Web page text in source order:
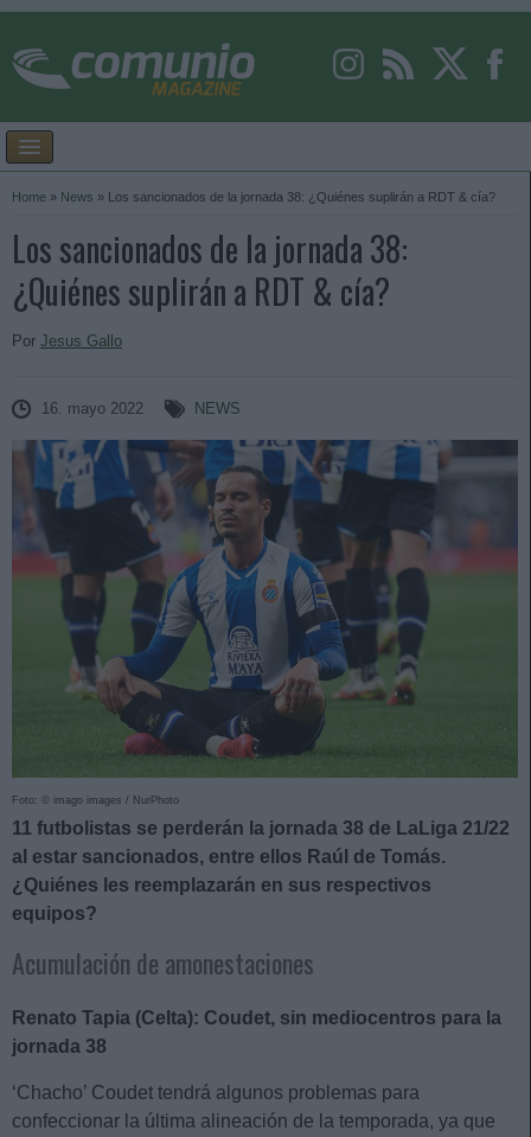
Home » News » Los sancionados de la jornada 38: ¿Quiénes suplirán a RDT & cía?
Los sancionados de la jornada 38:
¿Quiénes suplirán a RDT & cía?
Por Jesus Gallo
16. mayo 2022 NEWS
Foto: © imago images / NurPhoto
11 futbolistas se perderán la jornada 38 de LaLiga 21/22
al estar sancionados, entre ellos Raúl de Tomás.
¿Quiénes les reemplazarán en sus respectivos
equipos?
Acumulación de amonestaciones
Renato Tapia (Celta): Coudet, sin mediocentros para la
jornada 38
‘Chacho’ Coudet tendrá algunos problemas para
confeccionar la última alineación de la temporada, ya que